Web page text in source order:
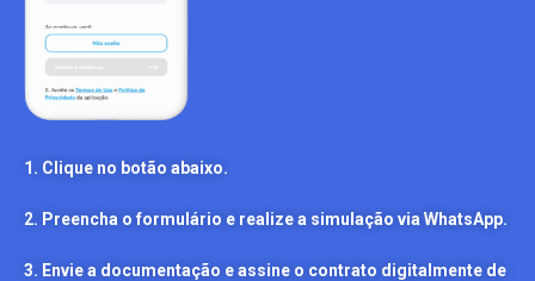
1. Clique no botão abaixo.
2. Preencha o formulário e realize a simulação via WhatsApp.
3. Envie a documentação e assine o contrato digitalmente de